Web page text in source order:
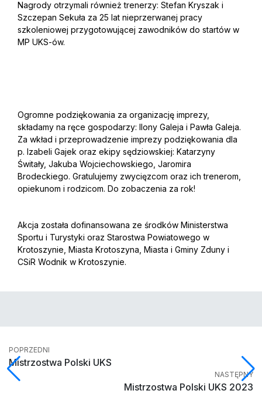
Nagrody otrzymali również trenerzy: Stefan Kryszak i
Szczepan Sekuła za 25 lat nieprzerwanej pracy
szkoleniowej przygotowującej zawodników do startów w
MP UKS-ów.
Ogromne podziękowania za organizację imprezy,
składamy na ręce gospodarzy: Ilony Galeja i Pawła Galeja.
Za wkład i przeprowadzenie imprezy podziękowania dla
p. Izabeli Gajek oraz ekipy sędziowskiej: Katarzyny
Świtały, Jakuba Wojciechowskiego, Jaromira
Brodeckiego. Gratulujemy zwycięzcom oraz ich trenerom,
opiekunom i rodzicom. Do zobaczenia za rok!
Akcja została dofinansowana ze środków Ministerstwa
Sportu i Turystyki oraz Starostwa Powiatowego w
Krotoszynie, Miasta Krotoszyna, Miasta i Gminy Zduny i
CSiR Wodnik w Krotoszynie.
POPRZEDNI
Mistrzostwa Polski UKS
NASTĘPNY
Mistrzostwa Polski UKS 2023